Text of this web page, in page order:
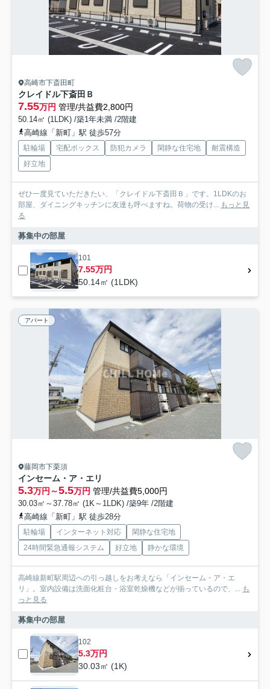
高崎市下斎田町
クレイドル下斎田Ｂ
7.55万円 管理/共益費2,800円
50.14㎡ (1LDK) /築1年未満 /2階建
高崎線「新町」駅 徒歩57分
駐輪場 宅配ボックス 防犯カメラ 閑静な住宅地
耐震構造
好立地
ぜひ一度見ていただきたい、「クレイドル下斎田Ｂ」です。1LDKのお
部屋、ダイニングキッチンに友達も呼べますね。荷物の受け... もっと見
る
募集中の部屋
101
7.55万円
50.14㎡ (1LDK)
アパート
藤岡市下栗須
インセーム・ア・エリ
5.3万円～5.5万円 管理/共益費5,000円
30.03㎡～37.78㎡ (1K～1LDK) /築9年 /2階建
高崎線「新町」駅 徒歩28分
駐輪場 インターネット対応
閑静な住宅地
24時間緊急通報システム
好立地 静かな環境
高崎線新町駅周辺への引っ越しをお考えなら「インセーム・ア・エ
リ」。室内設備は洗面化粧台・浴室乾燥機などが揃っているので、...
も
っと見る
募集中の部屋
102
5.3万円
30.03㎡ (1K)